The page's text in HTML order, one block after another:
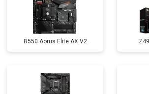
B550 Aorus Elite AX V2